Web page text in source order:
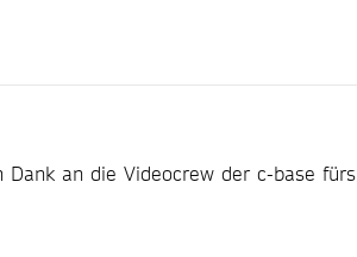
an die Videocrew der c-base fürs